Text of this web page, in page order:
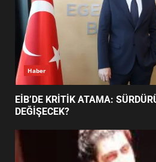
6
BURHANİYE
TURNUVASI
DEĞİŞTİRİYOR?
BURHANİYE
YENİ YÖNETİM
Haber
EİB’DE KRİTİK ATAMA:
DEĞİŞECEK?